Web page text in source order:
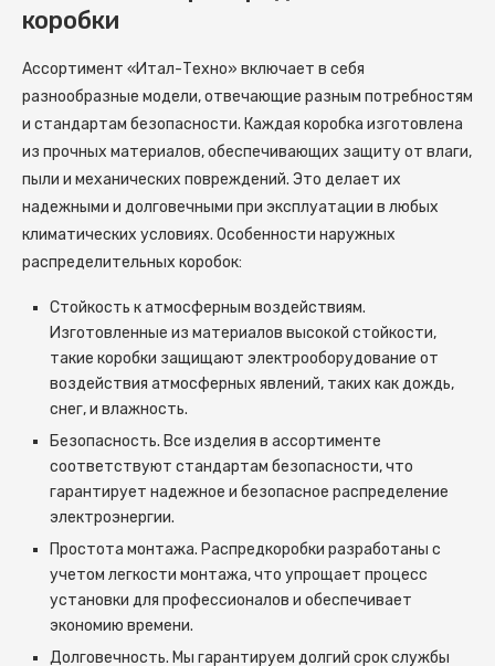
коробки
Ассортимент «Итал-Техно» включает в себя
разнообразные модели, отвечающие разным потребностям
и стандартам безопасности. Каждая коробка изготовлена
из прочных материалов, обеспечивающих защиту от влаги,
пыли и механических повреждений. Это делает их
надежными и долговечными при эксплуатации в любых
климатических условиях. Особенности наружных
распределительных коробок:
Стойкость к атмосферным воздействиям.
Изготовленные из материалов высокой стойкости,
такие коробки защищают электрооборудование от
воздействия атмосферных явлений, таких как дождь,
снег, и влажность.
Безопасность. Все изделия в ассортименте
соответствуют стандартам безопасности, что
гарантирует надежное и безопасное распределение
электроэнергии.
Простота монтажа. Распредкоробки разработаны с
учетом легкости монтажа, что упрощает процесс
установки для профессионалов и обеспечивает
экономию времени.
Долговечность. Мы гарантируем долгий срок службы